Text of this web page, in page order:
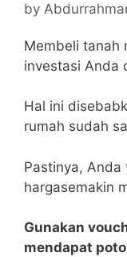
by
Membeli tanah
investasi Anda
Hal ini
rumah sudah
Pastinya,
hargasemakin
Gunakan
mendapat